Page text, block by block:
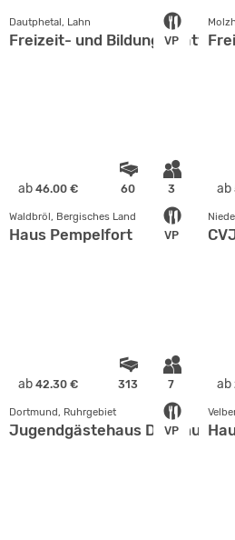
VP
Dautphetal, Lahn
Freizeit- und Bildungsstätte
ab 46.00 € 60 3
VP
Waldbröl, Bergisches Land
Haus Pempelfort
ab
ab 42.30 € 313 7
VP
Dortmund, Ruhrgebiet
Jugendgästehaus Dortmund
ab